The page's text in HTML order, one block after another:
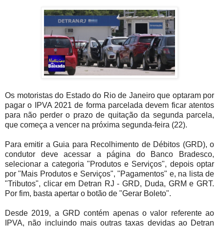
Os motoristas do Estado do Rio de Janeiro que optaram por
pagar o IPVA 2021 de forma parcelada devem ficar atentos
para não perder o prazo de quitação da segunda parcela,
que começa a vencer na próxima segunda-feira (22).
Para emitir a Guia para Recolhimento de Débitos (GRD), o
condutor deve acessar a página do Banco Bradesco,
selecionar a categoria "Produtos e Serviços", depois optar
por "Mais Produtos e Serviços", "Pagamentos" e, na lista de
"Tributos", clicar em Detran RJ - GRD, Duda, GRM e GRT.
Por fim, basta apertar o botão de "Gerar Boleto".
Desde 2019, a GRD contém apenas o valor referente ao
IPVA, não incluindo mais outras taxas devidas ao Detran